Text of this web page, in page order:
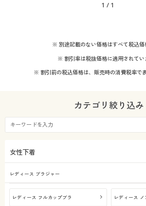
カタログ・チラシからのご注文
デジタルカタログ
会員メニュー
閲覧履歴
お気に入り
ナイロン
解除する
1 / 1
※ 別途記載のない価格はすべて税込価
※ 割引率は税抜価格に適用されてい
※ 割引前の税込価格は、販売時の消費税率で
カテゴリ絞り込み
女性下着
レディース ブラジャー
レディース フルカップブラ レディース